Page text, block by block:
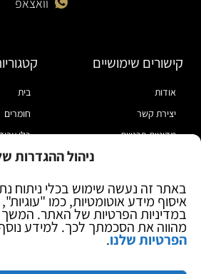
ניהול ההגדרות
באתר זה נעשה שימוש בכלי ניתוח
איסוף מידע אוטומטיות, כמו
במדיניות הפרטיות של האתר.
מהווה את הסכמתך לכך. למידע נוסף
הפרטיות שלנו.
וואצאפ
קישורים שימושיים
אודות
יצירת קשר
מדיניות פרטיות
בלוג
בית
חומרים
כלי
מוצרי
ספקי
ציוד